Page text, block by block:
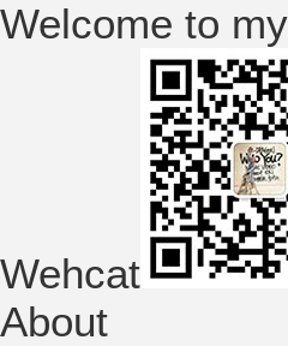
Welcome to
Wehcat
About